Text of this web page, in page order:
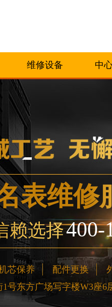
维修设备 中
表维修
赖选择400-
芯保养 配件更换
号东方广场写字楼W3座6
大陆需加拨“+86”）